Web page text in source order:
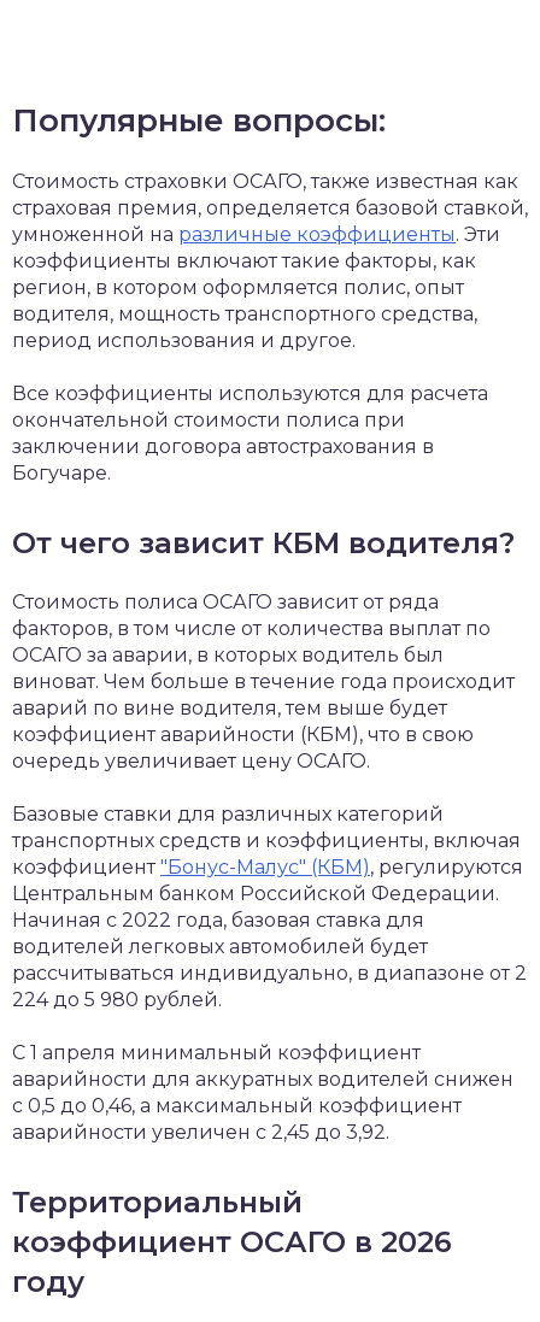
Популярные вопросы:
Стоимость страховки ОСАГО, также известная как
страховая премия, определяется базовой ставкой,
умноженной на различные коэффициенты. Эти
коэффициенты включают такие факторы, как
регион, в котором оформляется полис, опыт
водителя, мощность транспортного средства,
период использования и другое.
Все коэффициенты используются для расчета
окончательной стоимости полиса при
заключении договора автострахования в
Богучаре.
От чего зависит КБМ водителя?
Стоимость полиса ОСАГО зависит от ряда
факторов, в том числе от количества выплат по
ОСАГО за аварии, в которых водитель был
виноват. Чем больше в течение года происходит
аварий по вине водителя, тем выше будет
коэффициент аварийности (КБМ), что в свою
очередь увеличивает цену ОСАГО.
Базовые ставки для различных категорий
транспортных средств и коэффициенты, включая
коэффициент"Бонус-Малус" (КБМ), регулируются
Центральным банком Российской Федерации.
Начиная с 2022 года, базовая ставка для
водителей легковых автомобилей будет
рассчитываться индивидуально, в диапазоне от 2
224 до 5 980 рублей.
С 1 апреля минимальный коэффициент
аварийности для аккуратных водителей снижен
с 0,5 до 0,46, а максимальный коэффициент
аварийности увеличен с 2,45 до 3,92.
Территориальный
коэффициент ОСАГО в 2026
году